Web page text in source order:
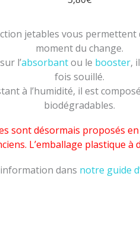
jetables vous permettent
moment du change.
l’absorbantou le booster,
fois souillé.
à l’humidité, il est
biodégradables.
sont désormais proposés
L’emballage plastique à
dans notre guide